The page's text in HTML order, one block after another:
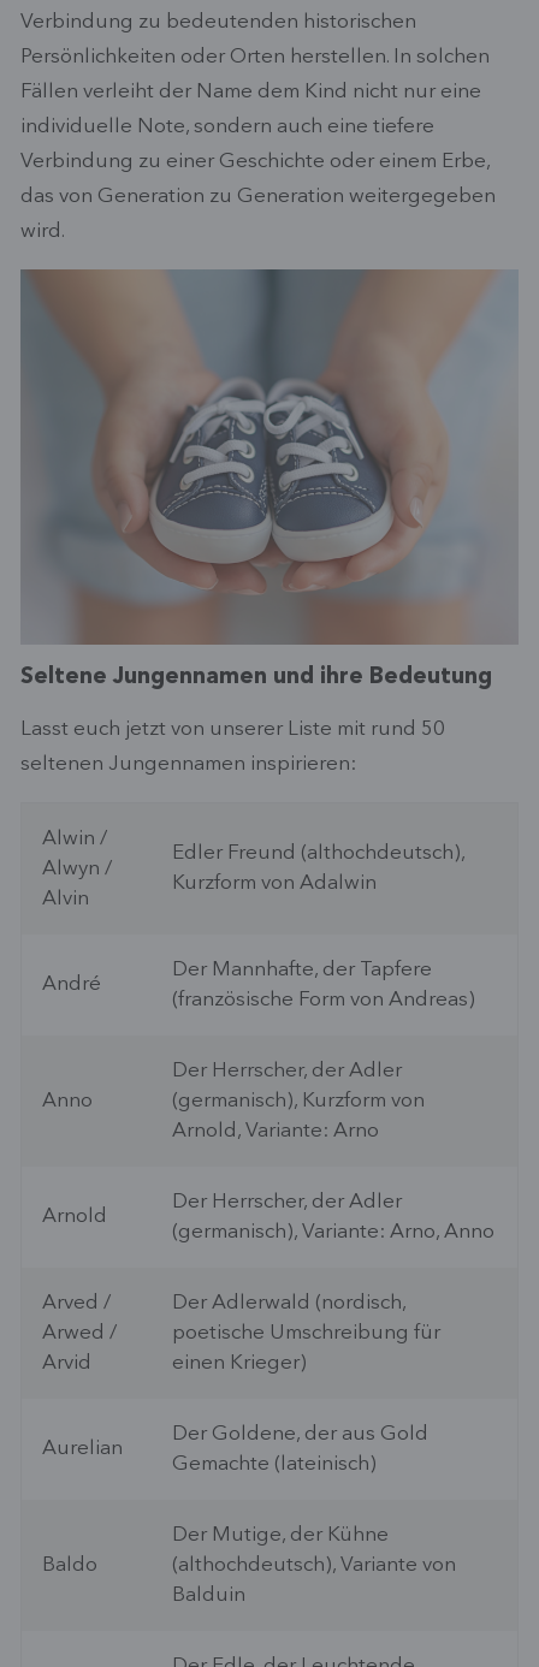
Verbindung zu bedeutenden historischen
Persönlichkeiten oder Orten herstellen. In solchen
Fällen verleiht der Name dem Kind nicht nur eine
individuelle Note, sondern auch eine tiefere
Verbindung zu einer Geschichte oder einem Erbe,
das von Generation zu Generation weitergegeben
wird.
Seltene Jungennamen und ihre Bedeutung
Lasst euch jetzt von unserer Liste mit rund 50
seltenen Jungennamen inspirieren:
Alwin /
Alwyn /
Alvin
Edler Freund (althochdeutsch),
Kurzform von Adalwin
André
Der Mannhafte, der Tapfere
(französische Form von Andreas)
Anno
Der Herrscher, der Adler
(germanisch), Kurzform von
Arnold, Variante: Arno
Arnold
Der Herrscher, der Adler
(germanisch), Variante: Arno, Anno
Arved /
Arwed /
Arvid
Der Adlerwald (nordisch,
poetische Umschreibung für
einen Krieger)
Aurelian
Der Goldene, der aus Gold
Gemachte (lateinisch)
Baldo
Der Mutige, der Kühne
(althochdeutsch), Variante von
Balduin